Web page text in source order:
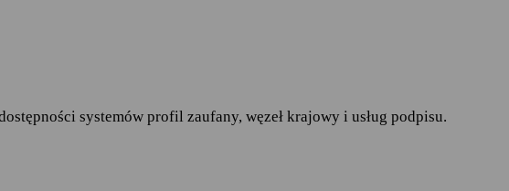
zadania publiczne
zakresu i warunków korzystania z
właściwego do spraw informatyzacji
systemów profil zaufany, węzeł krajowy i usług podpisu.